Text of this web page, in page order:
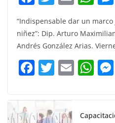
c
e
b
o
k
w
itt
er
ai
l
at
s
A
p
“Indispensable dar un
niñez”: Dip. Arturo
Andrés González Arias.
F
c
e
T
itt
er
E W
s